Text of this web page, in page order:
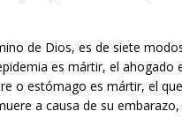
de Dios, es de siete
es mártir, el ahogado
o estómago es mártir, el
a causa de su